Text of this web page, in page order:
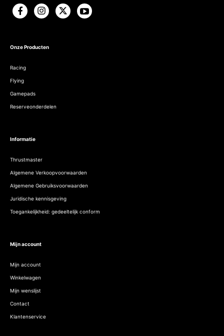
Onze Producten
Racing
Flying
Gamepads
Reserveonderdelen
Informatie
Thrustmaster
Algemene Verkoopvoorwaarden
Algemene Gebruiksvoorwaarden
Juridische kennisgeving
Toegankelijkheid: gedeeltelijk conform
Mijn account
Mijn account
Winkelwagen
Mijn wenslijst
Contact
Klantenservice